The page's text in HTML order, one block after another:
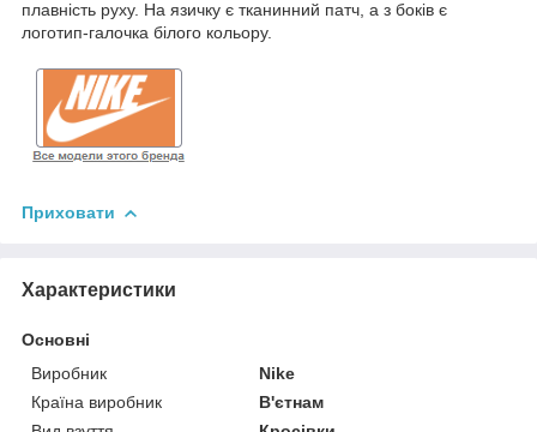
плавність руху. На язичку є тканинний патч, а з боків є
логотип-галочка білого кольору.
Приховати
Характеристики
Основні
Виробник
Nike
Країна виробник
В'єтнам